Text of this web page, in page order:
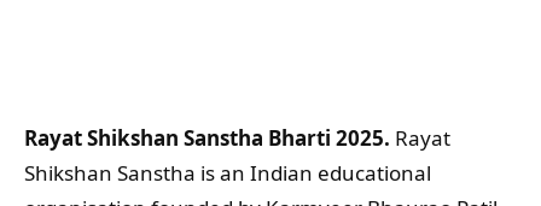
Rayat Shikshan Sanstha Bharti 2025. Rayat
Shikshan Sanstha is an Indian educational